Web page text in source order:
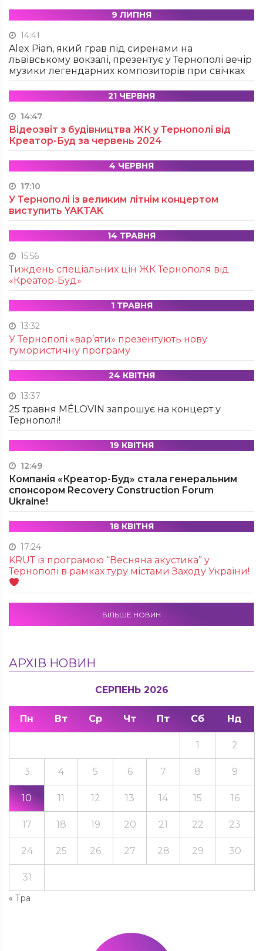
9 ЛИПНЯ
14:41
Alex Pian, який грав під сиренами на
львівському вокзалі, презентує у Тернополі вечір
музики легендарних композиторів при свічках
21 ЧЕРВНЯ
14:47
Відеозвіт з будівництва ЖК у Тернополі від
Креатор-Буд за червень 2024
4 ЧЕРВНЯ
17:10
У Тернополі із великим літнім концертом
виступить YAKTAK
14 ТРАВНЯ
15:56
Тиждень спеціальних цін ЖК Тернополя від
«Креатор-Буд»
1 ТРАВНЯ
13:32
У Тернополі «вар’яти» презентують нову
гумористичну програму
24 КВІТНЯ
13:37
25 травня MÉLOVIN запрошує на концерт у
Тернополі!
19 КВІТНЯ
12:49
Компанія «Креатор-Буд» стала генеральним
спонсором Recovery Construction Forum
Ukraine!
18 КВІТНЯ
17:24
KRUТ із програмою “Весняна акустика” у
Тернополі в рамках туру містами Заходу України!
БІЛЬШЕ НОВИН
АРХІВ НОВИН
СЕРПЕНЬ 2026
Пн Вт Ср Чт Пт Сб Нд
« Тра
1 2
3 4 5 6 7 8 9
10 11 12 13 14 15 16
17 18 19 20 21 22 23
24 25 26 27 28 29 30
31